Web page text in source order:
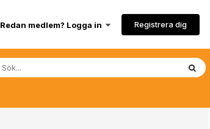
Redan medlem? Logga in Registrera dig